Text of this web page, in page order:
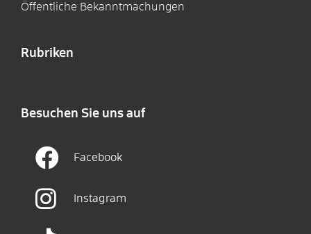
Öffentliche Bekanntmachungen
Rubriken
Besuchen Sie uns auf
Facebook
Instagram